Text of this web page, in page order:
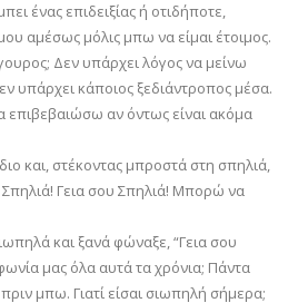
ένας επιδειξίας ή οτιδήποτε,
αμέσως μόλις μπω να είμαι έτοιμος.
Δεν υπάρχει λόγος να μείνω
υπάρχει κάποιος ξεδιάντροπος μέσα.
αν όντως είναι ακόμα
και, στέκοντας μπροστά στη σπηλιά,
Σπηλιά! Γεια σου Σπηλιά! Μπορώ να
και ξανά φώναξε, “Γεια σου
μας όλα αυτά τα χρόνια; Πάντα
μπω. Γιατί είσαι σιωπηλή σήμερα;